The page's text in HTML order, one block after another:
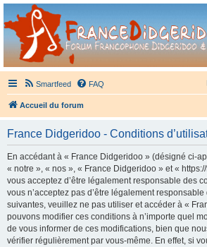
France Didgeridoo
Didgeridoo et Guimbarde sur France Didgeridoo -
Smartfeed FAQ
Accueil du forum
France Didgeridoo - Conditions
En accédant à « France Didgeridoo » (désigné ci-
« notre », « nos », « France Didgeridoo » et «
vous acceptez d’être légalement responsable des
vous n’acceptez pas d’être légalement
suivantes, veuillez ne pas utiliser et accéder à «
pouvons modifier ces conditions à n’importe quel
de vous informer de ces modifications, bien que
vérifier régulièrement par vous-même. En effet, si